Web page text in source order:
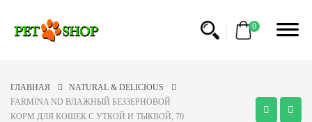
0
ГЛАВНАЯ
NATURAL & DELICIOUS
FARMINA ND ВЛАЖНЫЙ БЕЗЗЕРНОВОЙ
КОРМ ДЛЯ КОШЕК С УТКОЙ И ТЫКВОЙ, 70